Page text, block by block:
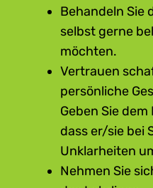
Behandeln Sie
selbst gerne
möchten.
Vertrauen
persönliche
Geben Sie
dass er/sie bei
Unklarheiten
Nehmen Sie